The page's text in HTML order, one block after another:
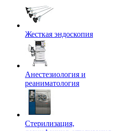
Жесткая эндоскопия
Анестезиология и
реаниматология
Стерилизация,